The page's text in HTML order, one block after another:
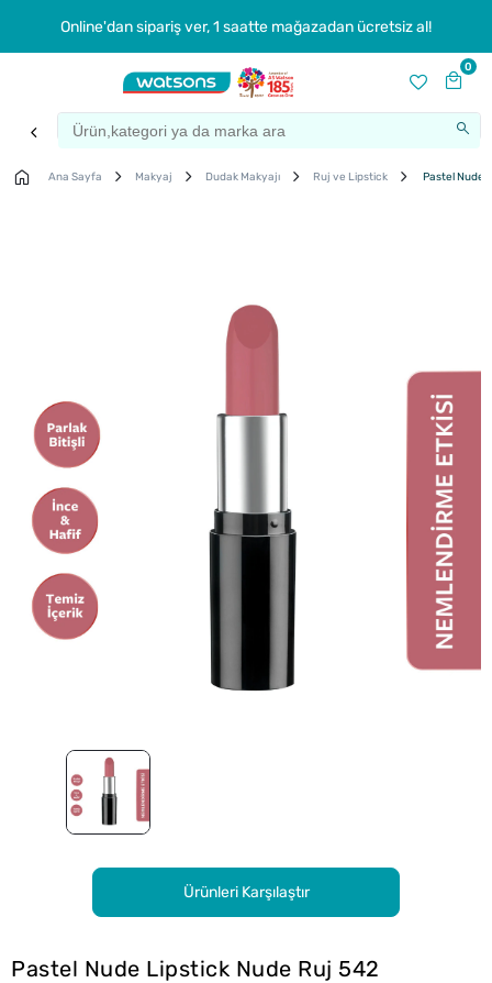
Online'dan sipariş ver, 1 saatte mağazadan ücretsiz al!
0
Ana Sayfa Makyaj Dudak Makyajı Ruj ve Lipstick Pastel Nude
Ürünleri Karşılaştır
Pastel Nude Lipstick Nude Ruj 542